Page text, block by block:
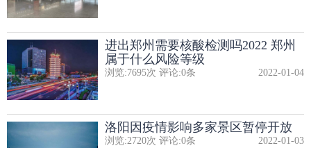
进出郑州需要核酸检测吗2022 郑州
属于什么风险等级
浏览:7695次 评论:0条 2022-01-04
洛阳因疫情影响多家景区暂停开放
浏览:2720次 评论:0条 2022-01-03